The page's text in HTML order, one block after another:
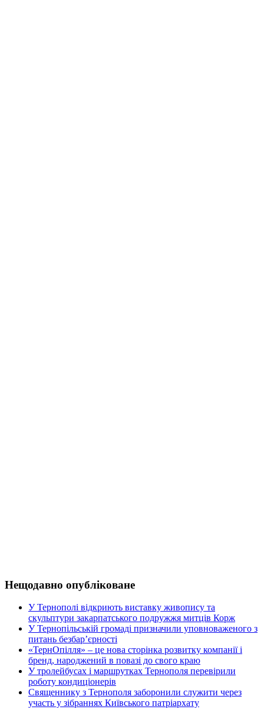
Нещодавно опубліковане
У Тернополі відкриють виставку живопису та
скульптури закарпатського подружжя митців Корж
У Тернопільській громаді призначили уповноваженого з
питань безбар’єрності
«ТернОпілля» – це нова сторінка розвитку компанії і
бренд, народжений в повазі до свого краю
У тролейбусах і маршрутках Тернополя перевірили
роботу кондиціонерів
Священнику з Тернополя заборонили служити через
участь у зібраннях Київського патріархату